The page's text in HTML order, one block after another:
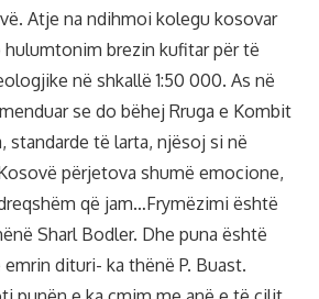
Atje na ndihmoi kolegu kosovar
hulumtonim brezin kufitar për të
në shkallë 1:50 000. As në
se do bëhej Rruga e Kombit
standarde të larta, njësoj si në
përjetova shumë emocione,
që jam…Frymëzimi është
Sharl Bodler. Dhe puna është
dituri- ka thënë P. Buast.